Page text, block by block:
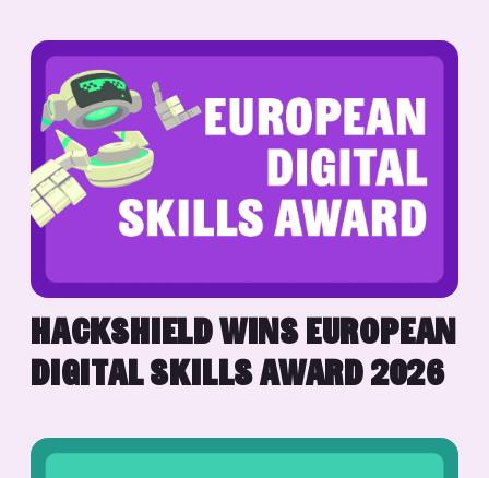
HACKSHIELD WINS EUROPEAN
DIGITAL SKILLS AWARD 2026